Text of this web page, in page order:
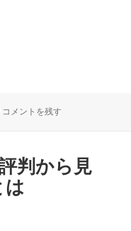
クルマネー審査のポイントと通
コメントを残す
判から見
は